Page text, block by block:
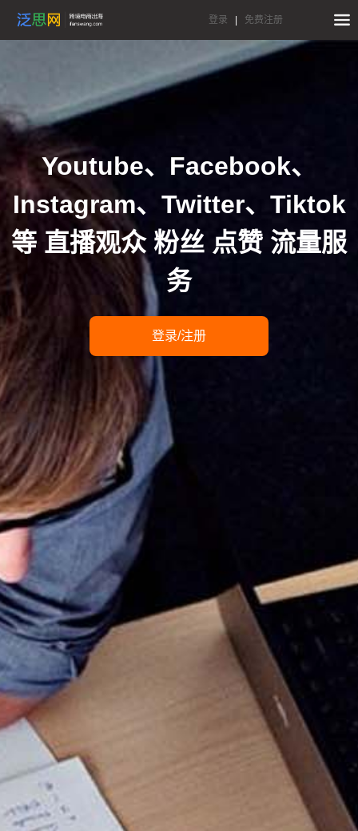
登录 免费注册
Youtube、Facebook、
Instagram、Twitter、Tiktok
等 直播观众 粉丝 点赞 流量服
务
登录/注册